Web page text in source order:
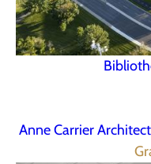
Anne Carrier